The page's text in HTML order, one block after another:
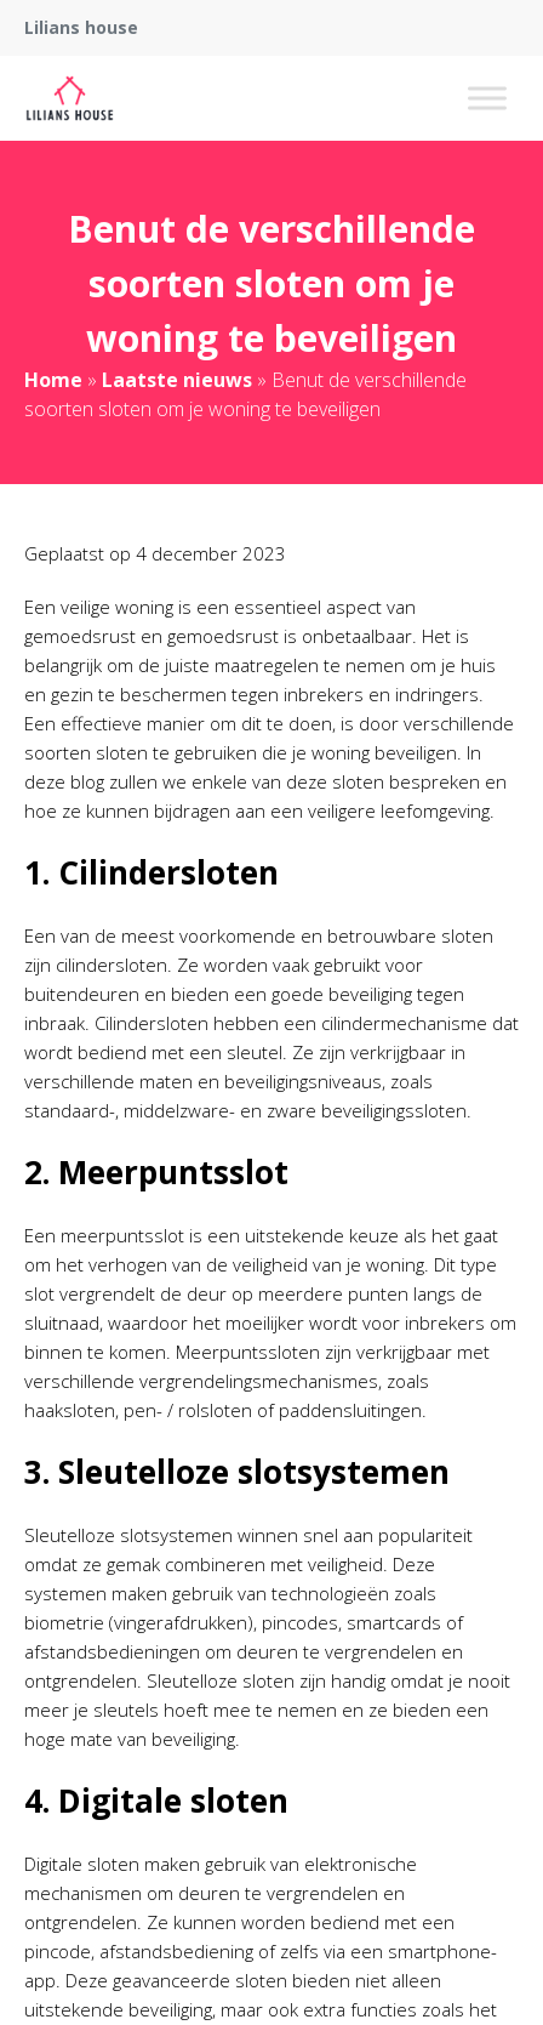
Lilians house
Benut de verschillende
soorten sloten om je
woning te beveiligen
Home » Laatste nieuws » Benut de verschillende
soorten sloten om je woning te beveiligen
Geplaatst op 4 december 2023
Een veilige woning is een essentieel aspect van
gemoedsrust en gemoedsrust is onbetaalbaar. Het is
belangrijk om de juiste maatregelen te nemen om je huis
en gezin te beschermen tegen inbrekers en indringers.
Een effectieve manier om dit te doen, is door verschillende
soorten sloten te gebruiken die je woning beveiligen. In
deze blog zullen we enkele van deze sloten bespreken en
hoe ze kunnen bijdragen aan een veiligere leefomgeving.
1. Cilindersloten
Een van de meest voorkomende en betrouwbare sloten
zijn cilindersloten. Ze worden vaak gebruikt voor
buitendeuren en bieden een goede beveiliging tegen
inbraak. Cilindersloten hebben een cilindermechanisme dat
wordt bediend met een sleutel. Ze zijn verkrijgbaar in
verschillende maten en beveiligingsniveaus, zoals
standaard-, middelzware- en zware beveiligingssloten.
2. Meerpuntsslot
Een meerpuntsslot is een uitstekende keuze als het gaat
om het verhogen van de veiligheid van je woning. Dit type
slot vergrendelt de deur op meerdere punten langs de
sluitnaad, waardoor het moeilijker wordt voor inbrekers om
binnen te komen. Meerpuntssloten zijn verkrijgbaar met
verschillende vergrendelingsmechanismes, zoals
haaksloten, pen- / rolsloten of paddensluitingen.
3. Sleutelloze slotsystemen
Sleutelloze slotsystemen winnen snel aan populariteit
omdat ze gemak combineren met veiligheid. Deze
systemen maken gebruik van technologieën zoals
biometrie (vingerafdrukken), pincodes, smartcards of
afstandsbedieningen om deuren te vergrendelen en
ontgrendelen. Sleutelloze sloten zijn handig omdat je nooit
meer je sleutels hoeft mee te nemen en ze bieden een
hoge mate van beveiliging.
4. Digitale sloten
Digitale sloten maken gebruik van elektronische
mechanismen om deuren te vergrendelen en
ontgrendelen. Ze kunnen worden bediend met een
pincode, afstandsbediening of zelfs via een smartphone-
app. Deze geavanceerde sloten bieden niet alleen
uitstekende beveiliging, maar ook extra functies zoals het